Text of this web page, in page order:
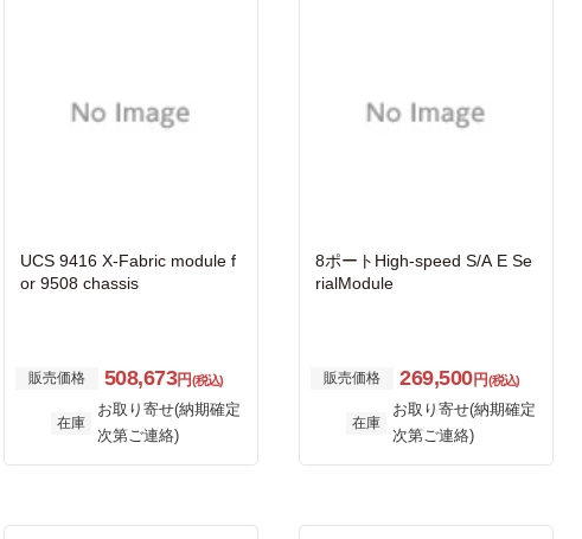
UCS 9416 X-Fabric module f
or 9508 chassis
販売価格 508,673円(税込)
在庫
お取り寄せ(納期確定
次第ご連絡)
8ポートHigh-speed S/A E Se
rialModule
販売価格 269,500円(税込)
在庫
お取り寄せ(納期確定
次第ご連絡)